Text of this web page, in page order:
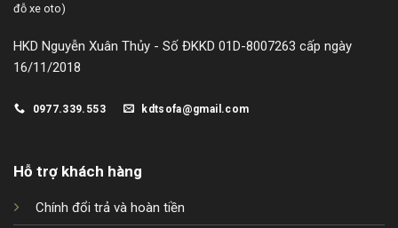
đỗ xe oto)
HKD Nguyễn Xuân Thủy - Số ĐKKD 01D-8007263 cấp ngày
16/11/2018
0977.339.553 kdtsofa@gmail.com
Hỗ trợ khách hàng
Chính đổi trả và hoàn tiền